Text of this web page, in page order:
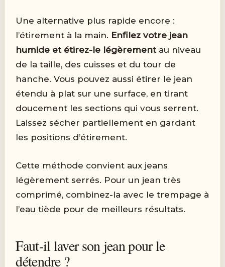
Une alternative plus rapide encore :
l’étirement à la main. Enfilez votre jean
humide et étirez-le légèrementau niveau
de la taille, des cuisses et du tour de
hanche. Vous pouvez aussi étirer le jean
étendu à plat sur une surface, en tirant
doucement les sections qui vous serrent.
Laissez sécher partiellement en gardant
les positions d’étirement.
Cette méthode convient aux jeans
légèrement serrés. Pour un jean très
comprimé, combinez-la avec le trempage à
l’eau tiède pour de meilleurs résultats.
Faut-il laver son jean pour le
détendre ?